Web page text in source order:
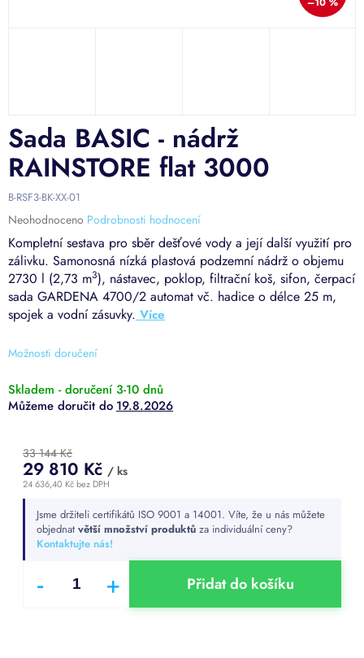
Možnosti doručení
Kompletní sestava pro sběr dešťové vody a její další využití pro
zálivku. Samonosná nízká plastová podzemní nádrž o objemu
2730 l (2,73 m3), nástavec, poklop, filtrační koš, sifon, čerpací
sada GARDENA 4700/2 automat vč. hadice o délce 25 m,
spojek a vodní zásuvky.
Sada BASIC - nádrž
RAINSTORE flat 3000
B-RSF3-BK-XX-01
Průměrné
hodnocení
produktu
je
0,0
z
5
hvězdiček.
Neohodnoceno Podrobnosti hodnocení
Skladem - doručení 3-10 dnů
19.8.2026
33 144 Kč
29 810 Kč / ks
24 636,40 Kč bez DPH
cena:Jsme držiteli certifikátů ISO 9001 a 14001. Víte, že u nás můžete
objednat větší množství produktů za individuální ceny?
Kontaktujte nás!
Přidat do košíku